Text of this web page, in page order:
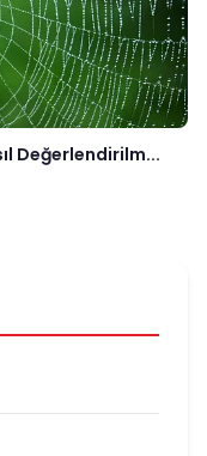
Değerlendirilm...